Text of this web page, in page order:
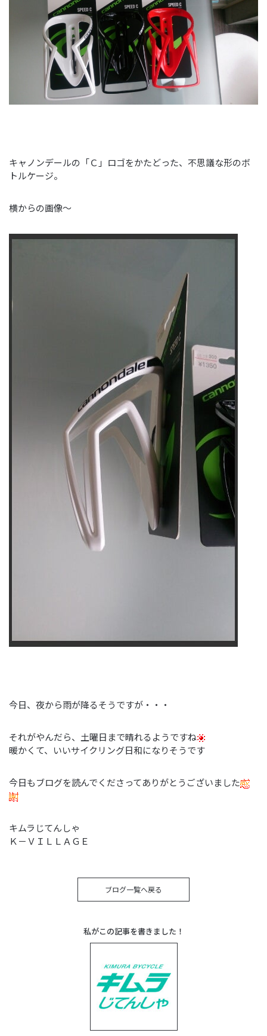
キャノンデールの「Ｃ」ロゴをかたどった、不思議な形のボ
トルケージ。
横からの画像～
今日、夜から雨が降るそうですが・・・
それがやんだら、土曜日まで晴れるようですね
暖かくて、いいサイクリング日和になりそうです
今日もブログを読んでくださってありがとうございました
キムラじてんしゃ
Ｋ－ＶＩＬＬＡＧＥ
ブログ一覧へ戻る
私がこの記事を書きました！